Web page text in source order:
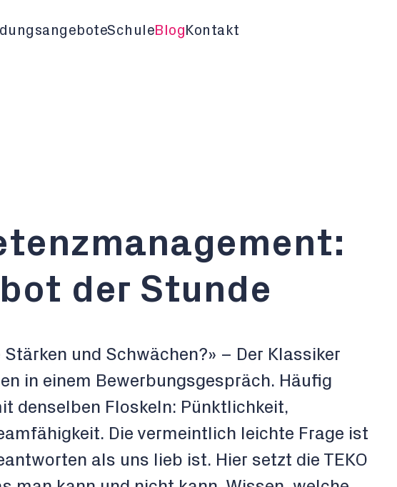
Schule Blog Kontakt
der Stunde
Stärken und Schwächen?» – Der Klassiker
in einem Bewerbungsgespräch. Häufig
denselben Floskeln: Pünktlichkeit,
Die vermeintlich leichte Frage ist
als uns lieb ist. Hier setzt die TEKO